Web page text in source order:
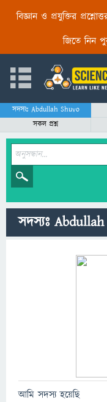
বিজ্ঞান ও প্রযুক্তির
জিতে নিন
সদস্যঃ Abdullah Shuvo
সকল প্রশ্ন
সদস্যঃ
আমি সদস্য হয়েছি